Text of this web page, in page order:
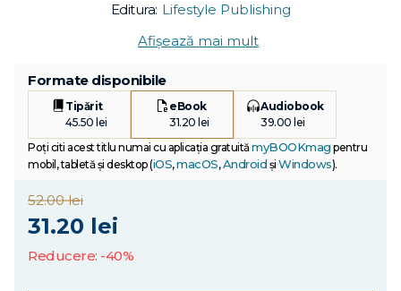
Editura: Lifestyle Publishing
Afișează mai mult
Formate disponibile
Tipărit
45.50 lei
eBook
31.20 lei
Audiobook
39.00 lei
Poți citi acest titlu numai cu aplicația gratuitămyBOOKmag pentru
mobil, tabletă și desktop (iOS,macOS,Android și Windows).
52.00 lei
31.20 lei
Reducere: -40%